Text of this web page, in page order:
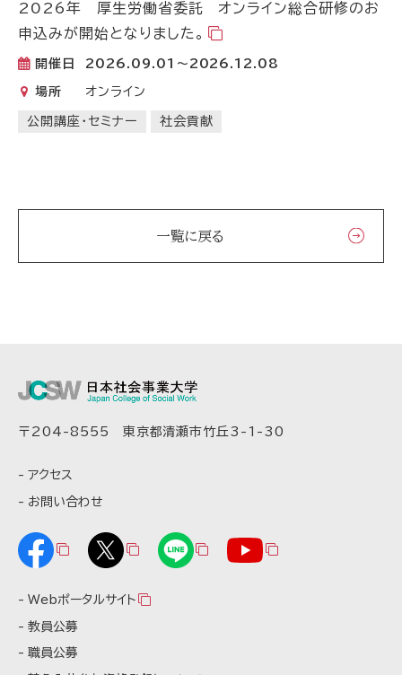
2026年 厚生労働省委託 オンライン総合研修のお
申込みが開始となりました。
開催日 2026.09.01～2026.12.08
場所 オンライン
公開講座・セミナー 社会貢献
一覧に戻る
〒204-8555 東京都清瀬市竹丘3-1-30
アクセス
お問い合わせ
Webポータルサイト
教員公募
職員公募